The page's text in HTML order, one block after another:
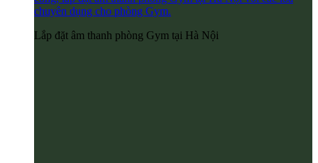
Lắp đặt âm thanh phòng Gym tại Hà Nội